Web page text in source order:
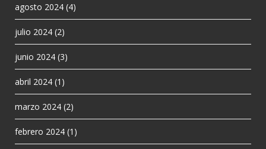
agosto 2024 (4)
julio 2024 (2)
junio 2024 (3)
abril 2024 (1)
marzo 2024 (2)
febrero 2024 (1)